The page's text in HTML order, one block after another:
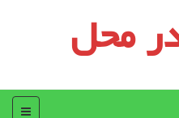
محل
منو